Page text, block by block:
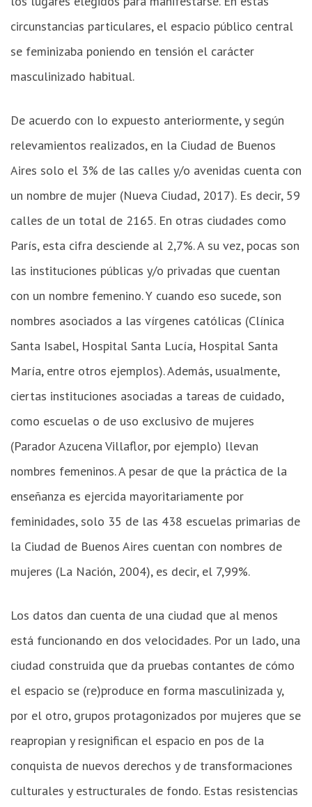
circunstancias particulares, el espacio público central
se feminizaba poniendo en tensión el carácter
masculinizado habitual.
De acuerdo con lo expuesto anteriormente, y según
relevamientos realizados, en la Ciudad de Buenos
Aires solo el 3% de las calles y/o avenidas cuenta con
un nombre de mujer (Nueva Ciudad, 2017). Es decir, 59
calles de un total de 2165. En otras ciudades como
París, esta cifra desciende al 2,7%. A su vez, pocas son
las instituciones públicas y/o privadas que cuentan
con un nombre femenino. Y cuando eso sucede, son
nombres asociados a las vírgenes católicas (Clínica
Santa Isabel, Hospital Santa Lucía, Hospital Santa
María, entre otros ejemplos). Además, usualmente,
ciertas instituciones asociadas a tareas de cuidado,
como escuelas o de uso exclusivo de mujeres
(Parador Azucena Villaflor, por ejemplo) llevan
nombres femeninos. A pesar de que la práctica de la
enseñanza es ejercida mayoritariamente por
feminidades, solo 35 de las 438 escuelas primarias de
la Ciudad de Buenos Aires cuentan con nombres de
mujeres (La Nación, 2004), es decir, el 7,99%.
Los datos dan cuenta de una ciudad que al menos
está funcionando en dos velocidades. Por un lado, una
ciudad construida que da pruebas contantes de cómo
el espacio se (re)produce en forma masculinizada y,
por el otro, grupos protagonizados por mujeres que se
reapropian y resignifican el espacio en pos de la
conquista de nuevos derechos y de transformaciones
culturales y estructurales de fondo. Estas resistencias